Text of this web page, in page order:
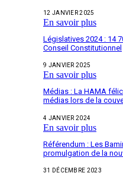
12 JANVIER 2025
En savoir plus
Législatives 2024 : 14
Conseil Constitutionnel
9 JANVIER 2025
En savoir plus
Médias : La HAMA
médias lors de la
4 JANVIER 2024
En savoir plus
Référendum : Les
promulgation de la
31 DÉCEMBRE 2023